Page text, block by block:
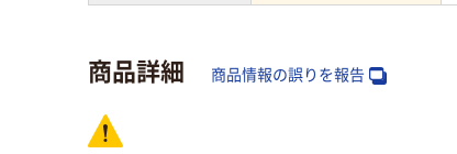
商品詳細 商品情報の誤りを報告